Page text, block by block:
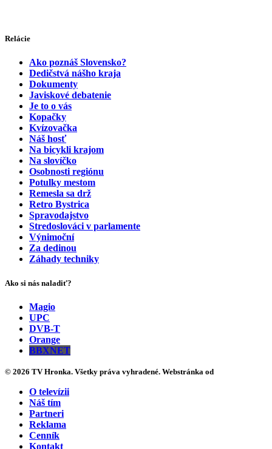
Relácie
Ako poznáš Slovensko?
Dedičstvá nášho kraja
Dokumenty
Javiskové debatenie
Je to o vás
Kopačky
Kvízovačka
Náš hosť
Na bicykli krajom
Na slovíčko
Osobnosti regiónu
Potulky mestom
Remesla sa drž
Retro Bystrica
Spravodajstvo
Stredoslováci v parlamente
Výnimoční
Za dedinou
Záhady techniky
Ako si nás naladiť?
Magio
UPC
DVB-T
Orange
BBXNET
© 2026 TV Hronka. Všetky práva vyhradené. Webstránka od
O televízii
Náš tím
Partneri
Reklama
Cenník
Kontakt